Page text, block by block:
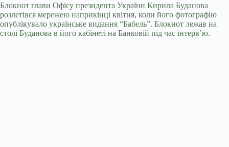
Блокнот глави Офісу президента України Кирила Буданова
розлетівся мережею наприкінці квітня, коли його фотографію
опублікувало українське видання “Бабель”. Блокнот лежав на
столі Буданова в його кабінеті на Банковій під час інтерв’ю.